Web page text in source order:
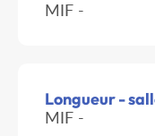
MIF -
Longueur -
MIF -